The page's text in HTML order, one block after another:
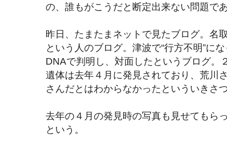
の、誰もがこうだと断定出来ない問題で
昨日、たまたまネットで見たブログ。名
という人のブログ。津波で“行方不明”に
DNAで判明し、対面したというブログ。
遺体は去年４月に発見されており、荒川
さんだとはわからなかったといういきさ
去年の４月の発見時の写真も見せてもら
という。